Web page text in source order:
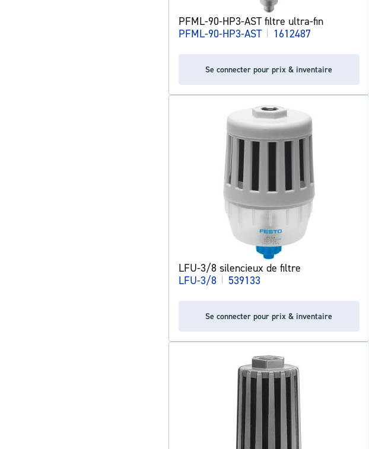
PFML-90-HP3-AST filtre ultra-fin
PFML-90-HP3-AST | 1612487
Se connecter pour prix & inventaire
LFU-3/8 silencieux de filtre
LFU-3/8 | 539133
Se connecter pour prix & inventaire